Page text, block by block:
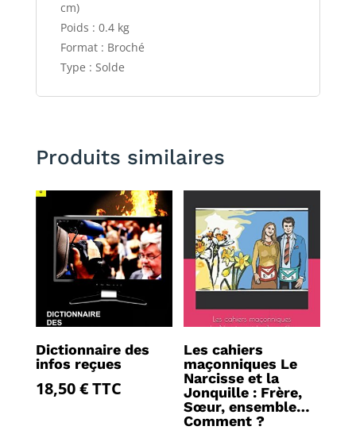
cm)
Poids : 0.4 kg
Format : Broché
Type : Solde
Produits similaires
Dictionnaire des
infos reçues
18,50€TTC
Les cahiers
maçonniques Le
Narcisse et la
Jonquille : Frère,
Sœur, ensemble…
Comment ?